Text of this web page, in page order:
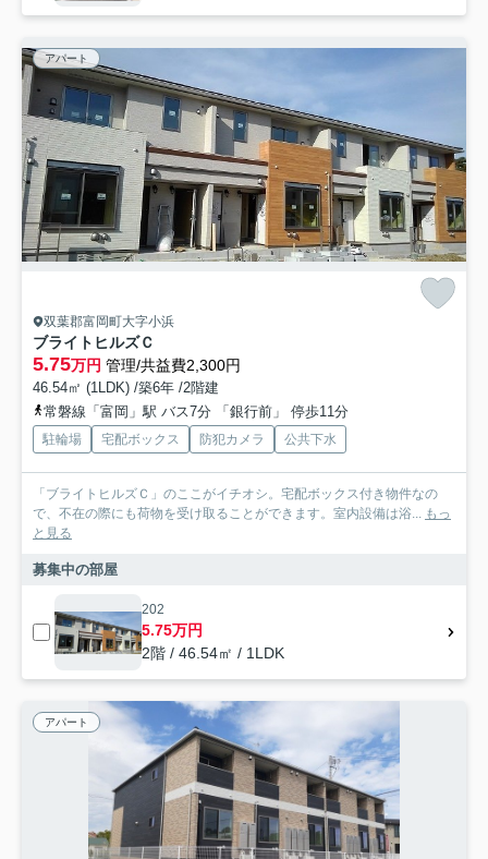
アパート
双葉郡富岡町大字小浜
ブライトヒルズＣ
5.75万円 管理/共益費2,300円
46.54㎡ (1LDK) /築6年 /2階建
常磐線「富岡」駅 バス7分 「銀行前」 停歩11分
駐輪場 宅配ボックス 防犯カメラ 公共下水
「ブライトヒルズＣ」のここがイチオシ。宅配ボックス付き物件なの
で、不在の際にも荷物を受け取ることができます。室内設備は浴... もっ
と見る
募集中の部屋
202
5.75万円
2階 / 46.54㎡ / 1LDK
アパート